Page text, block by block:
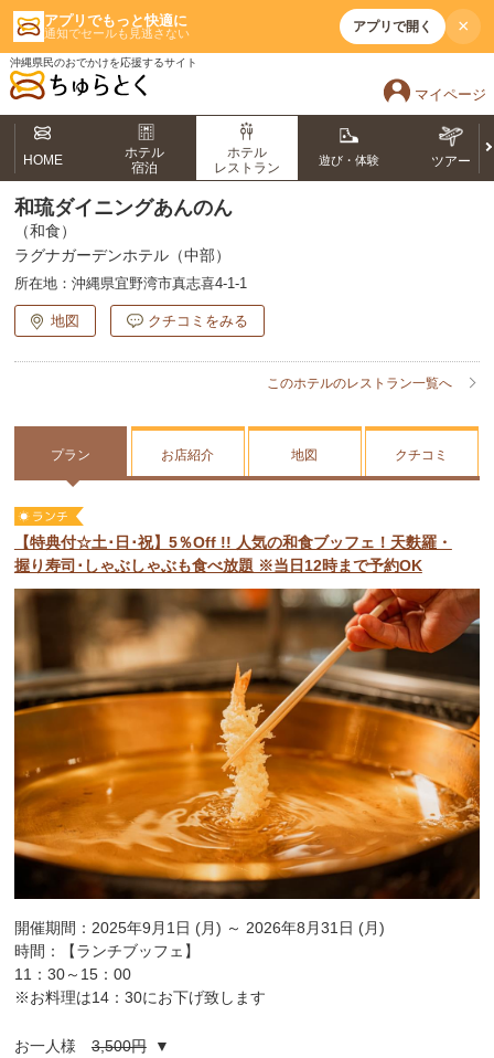
アプリでもっと快適に
通知でセールも見逃さない アプリで開く ×
沖縄県民のおでかけを応援するサイト
マイページ
HOME
ホテル
宿泊
ホテル
レストラン
遊び・体験 ツアー
和琉ダイニングあんのん
（和食）
ラグナガーデンホテル（中部）
所在地： 沖縄県宜野湾市真志喜4-1-1
地図 クチコミをみる
このホテルのレストラン一覧へ
プラン お店紹介 地図 クチコミ
【特典付☆土･日･祝】5％Off !! 人気の和食ブッフェ！天麩羅・
握り寿司･しゃぶしゃぶも食べ放題 ※当日12時まで予約OK
開催期間：2025年9月1日 (月) ～ 2026年8月31日 (月)
時間：【ランチブッフェ】
11：30～15：00
※お料理は14：30にお下げ致します
お一人様3,500円▼